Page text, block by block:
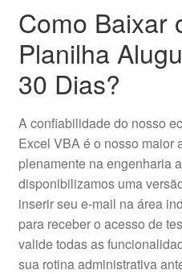
Como Baixar
Planilha
30 Dias?
A confiabilidade do nosso
Excel VBA é o nosso maior
plenamente na engenharia
disponibilizamos uma
inserir seu e-mail na área
para receber o acesso de
valide todas as
sua rotina administrativa